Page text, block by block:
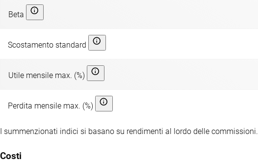
Beta
Scostamento standard
Utile mensile max. (%)
Perdita mensile max. (%)
I summenzionati indici si basano su rendimenti al lordo delle commissioni.
Costi